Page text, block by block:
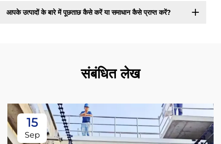
आपके उत्पादों के बारे में पूछताछ कैसे करें या समाधान कैसे प्राप्त करें?
संबंधित लेख
15
Sep